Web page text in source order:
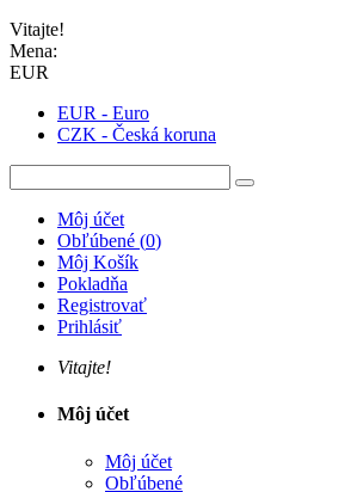
Vitajte!
Mena:
EUR
EUR - Euro
CZK - Česká koruna
Môj účet
Obľúbené (0)
Môj Košík
Pokladňa
Registrovať
Prihlásiť
Vitajte!
Môj účet
Môj účet
Obľúbené